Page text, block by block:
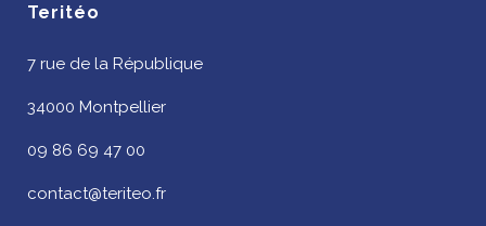
Teritéo
7 rue de la République
34000 Montpellier
09 86 69 47 00
contact@teriteo.fr